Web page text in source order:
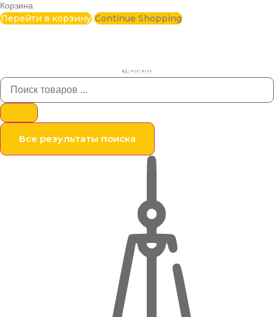
Корзина
Перейти в корзину Continue Shopping
Все результаты поиска